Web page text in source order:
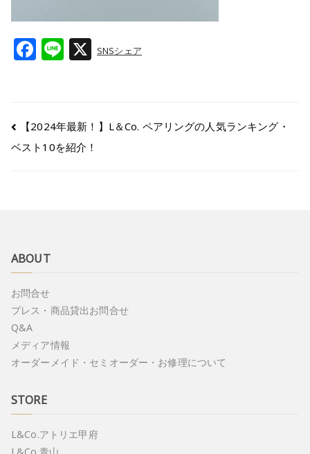
F
e
b
o
Li X
SNSシェア
【2024年最新！】L＆Co. ペアリングの人気ランキング・
ベスト10を紹介！
ABOUT
お問合せ
プレス・商品貸出お問合せ
Q&A
メディア情報
オーダーメイド・セミオーダー・お修理について
STORE
L&Co.アトリエ甲府